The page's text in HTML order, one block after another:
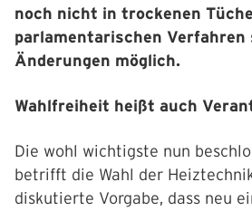
noch nicht in trockenen
parlamentarischen Verfahren
Änderungen möglich.
Wahlfreiheit heißt auch
Die wohl wichtigste nun
betrifft die Wahl der
diskutierte Vorgabe, dass neu